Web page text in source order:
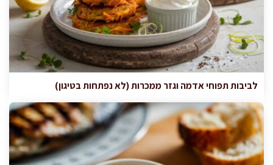
לביבות תפוחי אדמה וגזר ממכרות (לא נפתחות בטיגון)